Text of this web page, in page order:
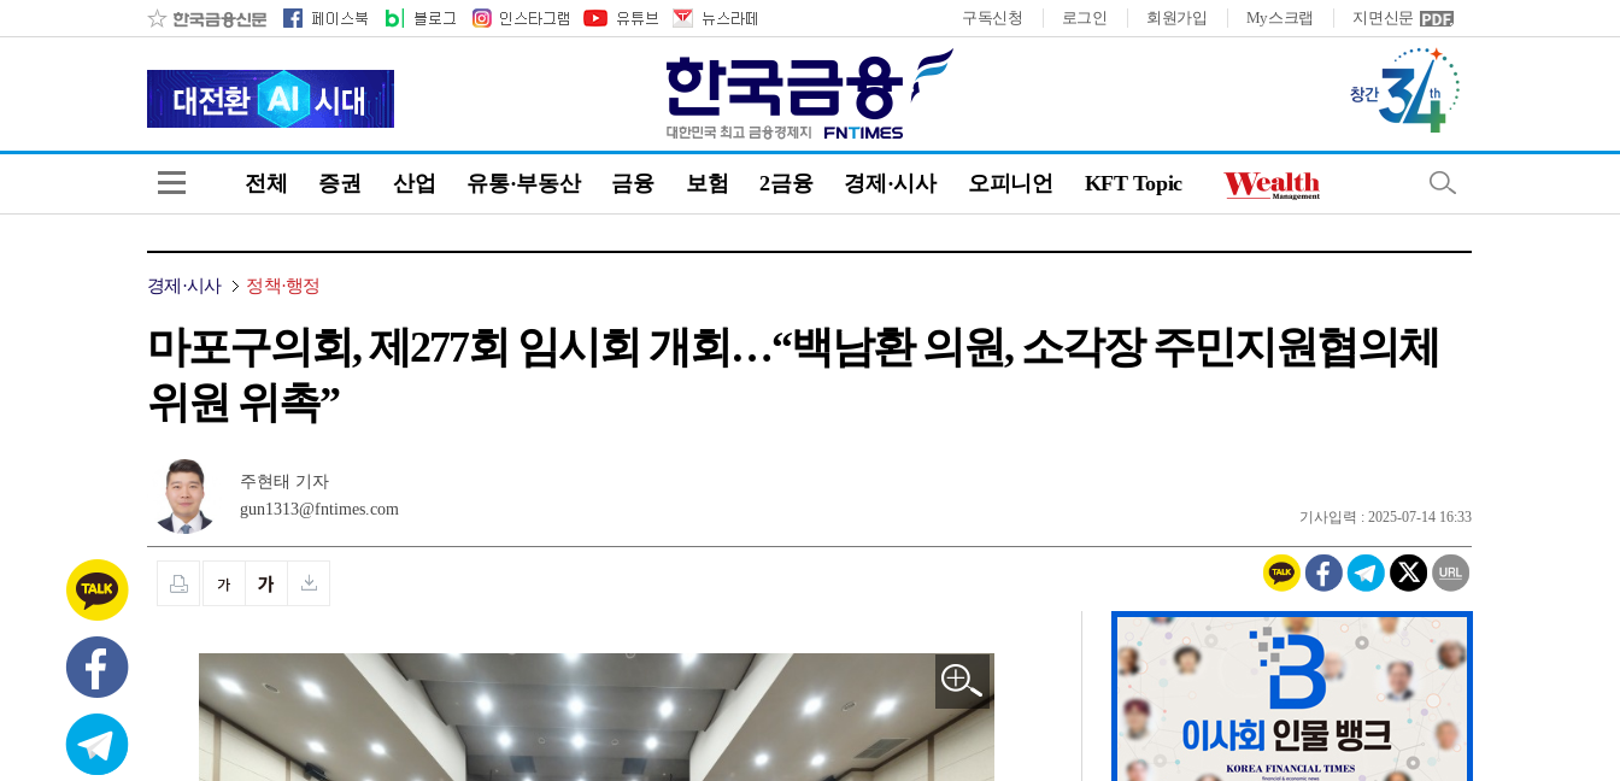
구독신청 로그인 회원가입 My스크랩 지면신문
전체 증권 산업 유통·부동산 금융 보험 2금융 경제·시사 오피니언 KFT Topic
경제·시사 정책·행정
마포구의회, 제277회 임시회 개회…“백남환 의원, 소각장 주민지원협의체
위원 위촉”
주현태 기자
gun1313@fntimes.com
기사입력 : 2025-07-14 16:33